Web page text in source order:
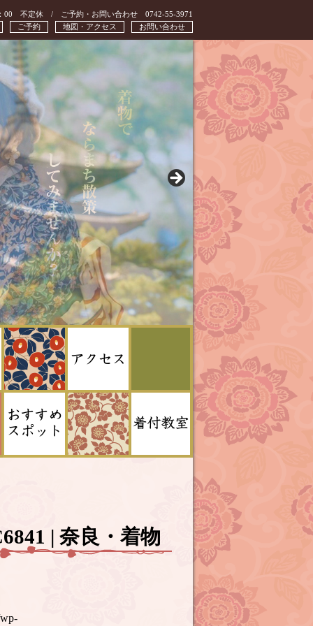
00 不定休 / ご予約・お問い合わせ 0742-55-3971
お問い合わせ
地図・アクセス
ご予約
| 奈良・着物